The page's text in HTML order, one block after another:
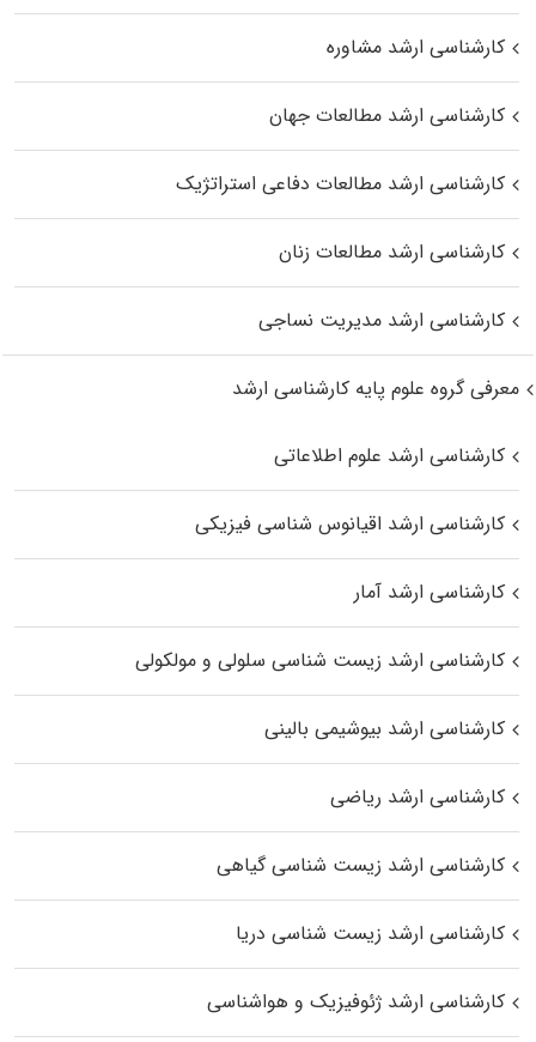
کارشناسی ارشد مشاوره
کارشناسی ارشد مطالعات جهان
کارشناسی ارشد مطالعات دفاعی استراتژیک
کارشناسی ارشد مطالعات زنان
کارشناسی ارشد مدیریت نساجی
معرفی گروه علوم پایه کارشناسی ارشد
کارشناسی ارشد علوم اطلاعاتی
کارشناسی ارشد اقیانوس‌ شناسی فیزیکی
کارشناسی ارشد آمار
کارشناسی ارشد زیست شناسی سلولی و مولکولی
کارشناسی ارشد بیوشیمی بالینی
کارشناسی ارشد ریاضی
کارشناسی ارشد زیست‌ شناسی گیاهی
کارشناسی ارشد زیست‌ شناسی دریا
کارشناسی ارشد ژئوفیزیک و هواشناسی